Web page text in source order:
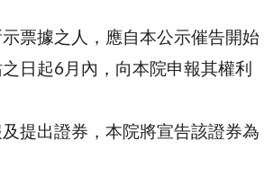
票據之人，應自本公示催告開始
日起6月內，向本院申報其權利
提出證券，本院將宣告該證券為